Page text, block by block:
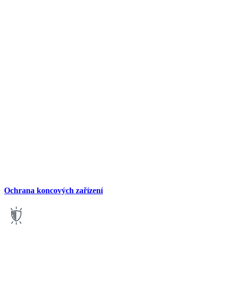
Ochrana koncových zařízení